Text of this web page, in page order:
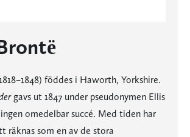
föddes i Haworth, Yorkshire.
gavs ut 1847 under pseudonymen Ellis
omedelbar succé. Med tiden har
räknas som en av de stora